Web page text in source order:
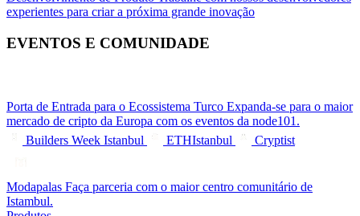
experientes para criar a próxima grande inovação
EVENTOS E COMUNIDADE
Porta de Entrada para o Ecossistema Turco Expanda-se para o maior
mercado de cripto da Europa com os eventos da node101.
Builders Week Istanbul
ETHIstanbul Cryptist
Modapalas Faça parceria com o maior centro comunitário de
Istambul.